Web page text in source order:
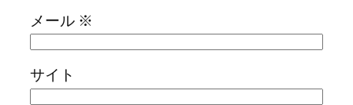
メール ※
サイト